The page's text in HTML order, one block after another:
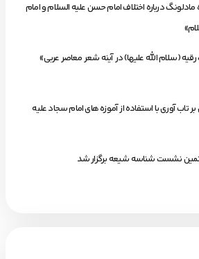
مادلونگ درباره اختلاف امام حسن علیه السلام و امام
(سلام الله علیها) در آینه شعر معاصر عربی»
بر تاب آوری با استفاده از آموزه های امام سجاد علیه
نشست شناسه شیعه برگزار شد